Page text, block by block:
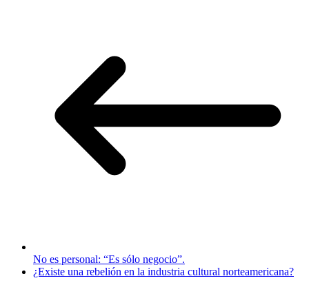
No es personal: “Es sólo negocio”.
¿Existe una rebelión en la industria cultural norteamericana?